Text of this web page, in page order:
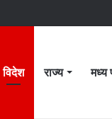
विदेश राज्य मध्य